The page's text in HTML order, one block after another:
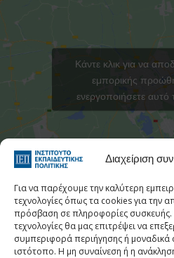
Διαχείριση
Για να παρέχουμε την καλύτερη
τεχνολογίες όπως τα cookies για την
πρόσβαση σε πληροφορίες συσκευής.
τεχνολογίες θα μας επιτρέψει να
συμπεριφορά περιήγησης ή μοναδικά
ιστότοπο. Η μη συναίνεση ή η
Κάντε κλικ για να
εμπορικής
ενεργοποιήσετε αυτό
Τηλεφωνικός